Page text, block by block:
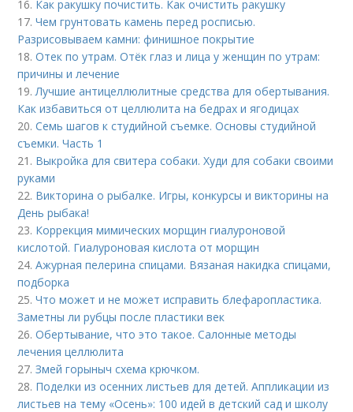
16. Как ракушку почистить. Как очистить ракушку
17.Чем грунтовать камень перед росписью.
Разрисовываем камни: финишное покрытие
18.Отек по утрам. Отёк глаз и лица у женщин по утрам:
причины и лечение
19.Лучшие антицеллюлитные средства для обертывания.
Как избавиться от целлюлита на бедрах и ягодицах
20.Семь шагов к студийной съемке. Основы студийной
съемки. Часть 1
21. Выкройка для свитера собаки. Худи для собаки своими
руками
22. Викторина о рыбалке. Игры, конкурсы и викторины на
День рыбака!
23. Коррекция мимических морщин гиалуроновой
кислотой. Гиалуроновая кислота от морщин
24.Ажурная пелерина спицами. Вязаная накидка спицами,
подборка
25.Что может и не может исправить блефаропластика.
Заметны ли рубцы после пластики век
26.Обертывание, что это такое. Салонные методы
лечения целлюлита
27.Змей горыныч схема крючком.
28. Поделки из осенних листьев для детей. Аппликации из
листьев на тему «Осень»: 100 идей в детский сад и школу